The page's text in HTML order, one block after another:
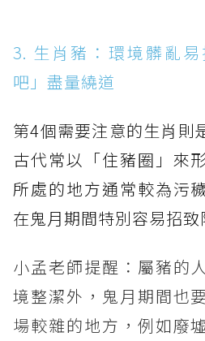
3. 生肖豬：環境髒亂
吧」盡量繞道
第4個需要注意的生肖則
古代常以「住豬圈」來
所處的地方通常較為污
在鬼月期間特別容易招致
小孟老師提醒：屬豬的
境整潔外，鬼月期間也
場較雜的地方，例如廢